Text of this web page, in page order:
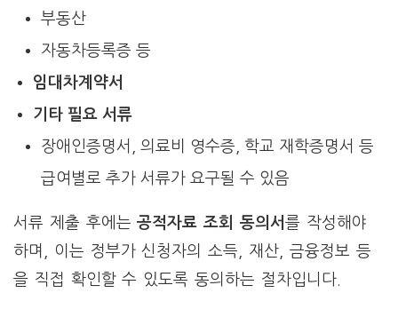
부동산
자동차등록증 등
임대차계약서
기타 필요 서류
장애인증명서, 의료비 영수증, 학교 재학증명서 등
급여별로 추가 서류가 요구될 수 있음
서류 제출 후에는공적자료 조회 동의서를 작성해야
하며, 이는 정부가 신청자의 소득, 재산, 금융정보 등
을 직접 확인할 수 있도록 동의하는 절차입니다.